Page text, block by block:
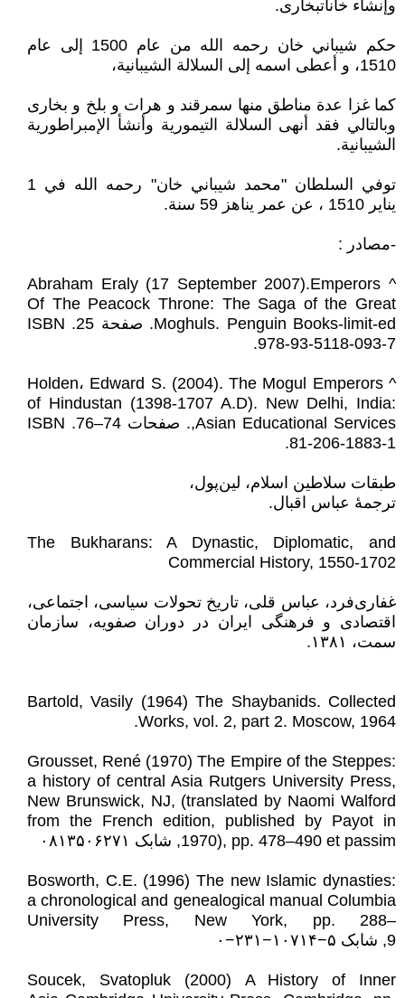
وإنشاء خاناتبخارى.
حكم شيباني خان رحمه الله من عام 1500 إلى عام
1510، و أعطى اسمه إلى السلالة الشيبانية،
كما غزا عدة مناطق منها سمرقند و هرات و بلخ و بخارى
وبالتالي فقد أنهى السلالة التيمورية وأنشأ الإمبراطورية
الشيبانية.
توفي السلطان "محمد شيباني خان" رحمه الله في 1
يناير 1510 ، عن عمر يناهز 59 سنة.
-مصادر :
^ Abraham Eraly (17 September 2007).Emperors
Of The Peacock Throne: The Saga of the Great
Moghuls. Penguin Books-limit-ed. صفحة 25. ISBN
978-93-5118-093-7.
^ Holden، Edward S. (2004). The Mogul Emperors
of Hindustan (1398-1707 A.D). New Delhi, India:
Asian Educational Services,. صفحات 74–76. ISBN
81-206-1883-1.
طبقات سلاطین اسلام، لین‌پول،
ترجمهٔ عباس اقبال.
The Bukharans: A Dynastic, Diplomatic, and
Commercial History, 1550-1702
غفاری‌فرد، عباس قلی، تاریخ تحولات سیاسی، اجتماعی،
اقتصادی و فرهنگی ایران در دوران صفویه، سازمان
سمت، ۱۳۸۱.
Bartold, Vasily (1964) The Shaybanids. Collected
Works, vol. 2, part 2. Moscow, 1964.
Grousset, René (1970) The Empire of the Steppes:
a history of central Asia Rutgers University Press,
New Brunswick, NJ, (translated by Naomi Walford
from the French edition, published by Payot in
1970), pp. 478–490 et passim, شابک ‎۰۸۱۳۵۰۶۲۷۱
Bosworth, C.E. (1996) The new Islamic dynasties:
a chronological and genealogical manual Columbia
University Press, New York, pp. 288–
9, شابک ‎۰−۲۳۱−۱۰۷۱۴−۵
Soucek, Svatopluk (2000) A History of Inner